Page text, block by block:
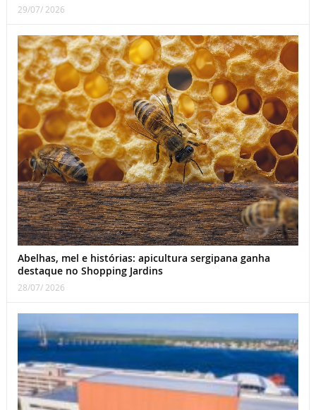
29/07/ 2026
Abelhas, mel e histórias: apicultura sergipana ganha
destaque no Shopping Jardins
28/07/ 2026